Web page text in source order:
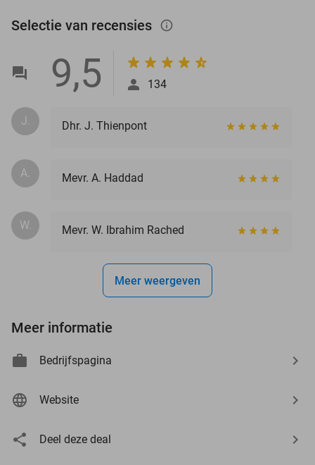
Selectie van recensies info_outlined
9,5 134
J. Dhr. J. Thienpont
A. Mevr. A. Haddad
W. Mevr. W. Ibrahim Rached
Meer weergeven
Meer informatie
Bedrijfspagina
Website
Deel deze deal